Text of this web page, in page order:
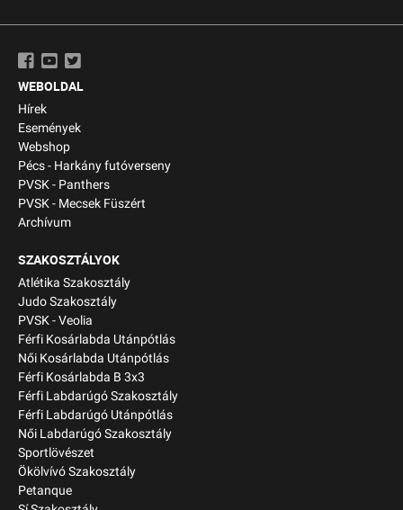
WEBOLDAL
Hírek
Események
Webshop
Pécs - Harkány futóverseny
PVSK - Panthers
PVSK - Mecsek Füszért
Archívum
SZAKOSZTÁLYOK
Atlétika Szakosztály
Judo Szakosztály
PVSK - Veolia
Férfi Kosárlabda Utánpótlás
Női Kosárlabda Utánpótlás
Férfi Kosárlabda B 3x3
Férfi Labdarúgó Szakosztály
Férfi Labdarúgó Utánpótlás
Női Labdarúgó Szakosztály
Sportlövészet
Ökölvívó Szakosztály
Petanque